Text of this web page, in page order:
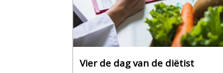
Vier de dag van de diëtist